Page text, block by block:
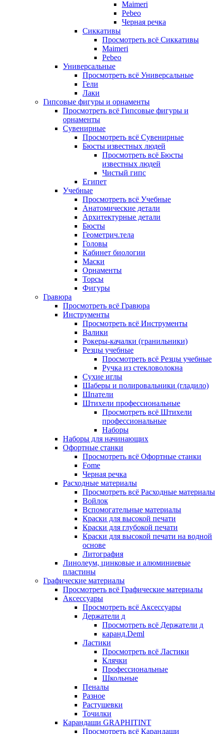
Maimeri
Pebeo
Черная речка
Сиккативы
Просмотреть всё Сиккативы
Maimeri
Pebeo
Универсальные
Просмотреть всё Универсальные
Гели
Лаки
Гипсовые фигуры и орнаменты
Просмотреть всё Гипсовые фигуры и
орнаменты
Сувенирные
Просмотреть всё Сувенирные
Бюсты известных людей
Просмотреть всё Бюсты
известных людей
Чистый гипс
Египет
Учебные
Просмотреть всё Учебные
Анатомические детали
Архитектурные детали
Бюсты
Геометрич.тела
Головы
Кабинет биологии
Маски
Орнаменты
Торсы
Фигуры
Гравюра
Просмотреть всё Гравюра
Инструменты
Просмотреть всё Инструменты
Валики
Рокеры-качалки (гранильники)
Резцы учебные
Просмотреть всё Резцы учебные
Ручка из стекловолокна
Сухие иглы
Шаберы и полировальники (гладило)
Шпатели
Штихели профессиональные
Просмотреть всё Штихели
профессиональные
Наборы
Наборы для начинающих
Офортные станки
Просмотреть всё Офортные станки
Fome
Черная речка
Расходные материалы
Просмотреть всё Расходные материалы
Войлок
Вспомогательные материалы
Краски для высокой печати
Краски для глубокой печати
Краски для высокой печати на водной
основе
Литография
Линолеум, цинковые и алюминиевые
пластины
Графические материалы
Просмотреть всё Графические материалы
Аксессуары
Просмотреть всё Аксессуары
Держатели д
Просмотреть всё Держатели д
каранд.Deml
Ластики
Просмотреть всё Ластики
Клячки
Профессиональные
Школьные
Пеналы
Разное
Растушевки
Точилки
Карандаши GRAPHITINT
Просмотреть всё Карандаши